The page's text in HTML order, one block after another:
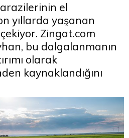
arazilerinin el
yıllarda yaşanan
Zingat.com
bu dalgalanmanın
olarak
kaynaklandığını